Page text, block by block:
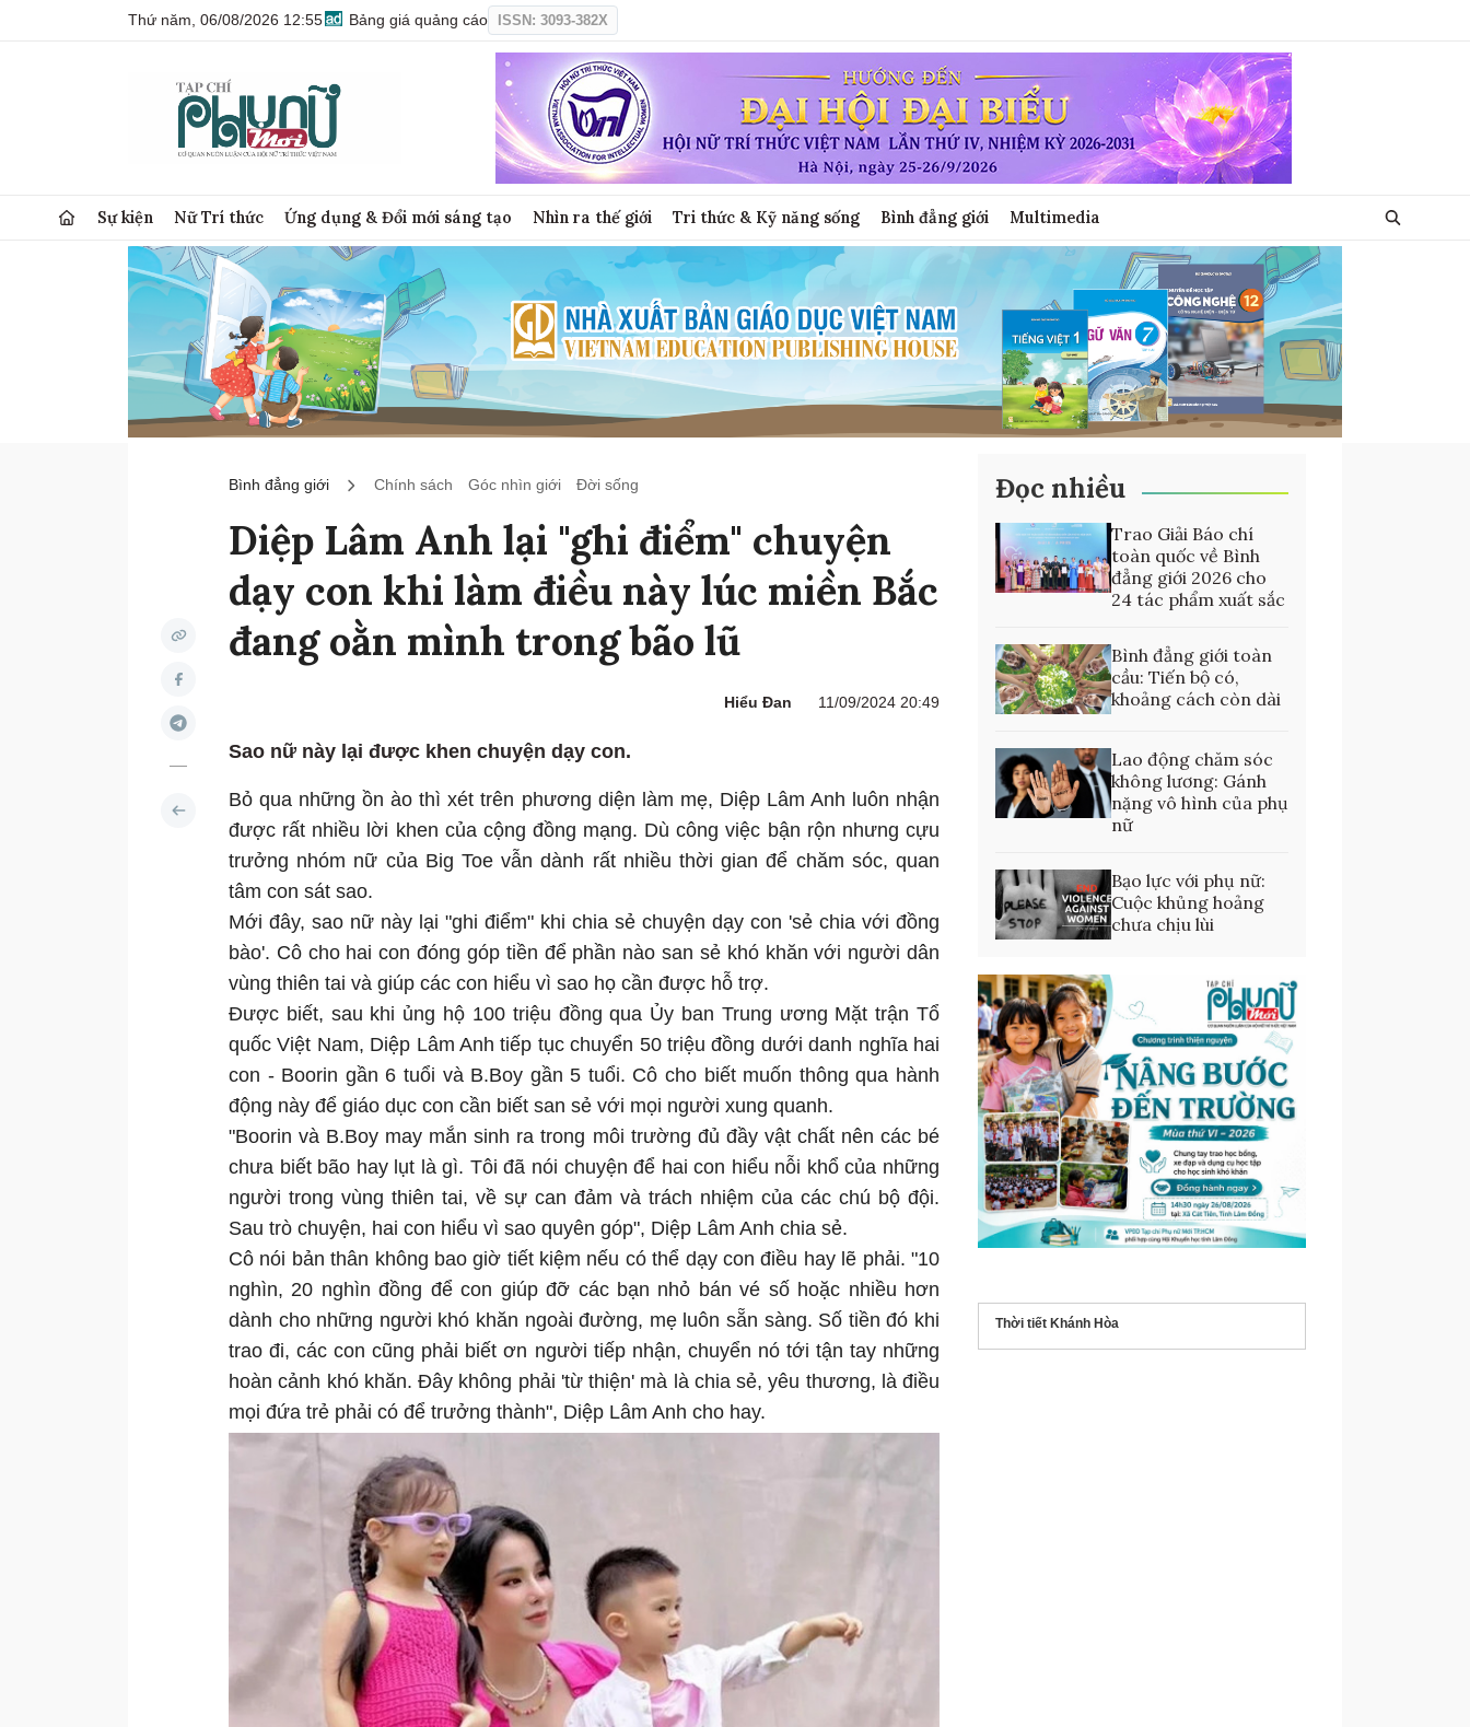
Thứ năm, 06/08/2026 12:55 Bảng giá quảng cáo ISSN: 3093-382X
Sự kiện Nữ Trí thức Ứng dụng & Đổi mới sáng tạo Nhìn ra thế giới Tri thức & Kỹ năng sống Bình đẳng giới Multimedia
Bình đẳng giới Chính sách Góc nhìn giới Đời sống
Diệp Lâm Anh lại "ghi điểm" chuyện
dạy con khi làm điều này lúc miền Bắc
đang oằn mình trong bão lũ
Hiểu Đan 11/09/2024 20:49
Sao nữ này lại được khen chuyện dạy con.
Bỏ qua những ồn ào thì xét trên phương diện làm mẹ, Diệp Lâm Anh luôn nhận
được rất nhiều lời khen của cộng đồng mạng. Dù công việc bận rộn nhưng cựu
trưởng nhóm nữ của Big Toe vẫn dành rất nhiều thời gian để chăm sóc, quan
tâm con sát sao.
Mới đây, sao nữ này lại "ghi điểm" khi chia sẻ chuyện dạy con 'sẻ chia với đồng
bào'. Cô cho hai con đóng góp tiền để phần nào san sẻ khó khăn với người dân
vùng thiên tai và giúp các con hiểu vì sao họ cần được hỗ trợ.
Được biết, sau khi ủng hộ 100 triệu đồng qua Ủy ban Trung ương Mặt trận Tổ
quốc Việt Nam, Diệp Lâm Anh tiếp tục chuyển 50 triệu đồng dưới danh nghĩa hai
con - Boorin gần 6 tuổi và B.Boy gần 5 tuổi. Cô cho biết muốn thông qua hành
động này để giáo dục con cần biết san sẻ với mọi người xung quanh.
"Boorin và B.Boy may mắn sinh ra trong môi trường đủ đầy vật chất nên các bé
chưa biết bão hay lụt là gì. Tôi đã nói chuyện để hai con hiểu nỗi khổ của những
người trong vùng thiên tai, về sự can đảm và trách nhiệm của các chú bộ đội.
Sau trò chuyện, hai con hiểu vì sao quyên góp", Diệp Lâm Anh chia sẻ.
Cô nói bản thân không bao giờ tiết kiệm nếu có thể dạy con điều hay lẽ phải. "10
nghìn, 20 nghìn đồng để con giúp đỡ các bạn nhỏ bán vé số hoặc nhiều hơn
dành cho những người khó khăn ngoài đường, mẹ luôn sẵn sàng. Số tiền đó khi
trao đi, các con cũng phải biết ơn người tiếp nhận, chuyển nó tới tận tay những
hoàn cảnh khó khăn. Đây không phải 'từ thiện' mà là chia sẻ, yêu thương, là điều
mọi đứa trẻ phải có để trưởng thành", Diệp Lâm Anh cho hay.
Đọc nhiều
Trao Giải Báo chí
toàn quốc về Bình
đẳng giới 2026 cho
24 tác phẩm xuất sắc
Bình đẳng giới toàn
cầu: Tiến bộ có,
khoảng cách còn dài
Lao động chăm sóc
không lương: Gánh
nặng vô hình của phụ
nữ
Bạo lực với phụ nữ:
Cuộc khủng hoảng
chưa chịu lùi
Thời tiết Khánh Hòa